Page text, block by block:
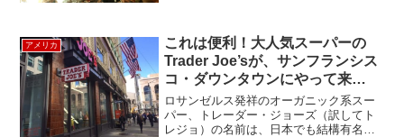
だ、タップを見てくだい。見たことも聞
いたこともない...
アメリカ
これは便利！大人気スーパーの
Trader Joe’sが、サンフランシス
コ・ダウンタウンにやって来
た！！
ロサンゼルス発祥のオーガニック系スー
パー、トレーダー・ジョーズ（訳してト
レジョ）の名前は、日本でも結構有名で